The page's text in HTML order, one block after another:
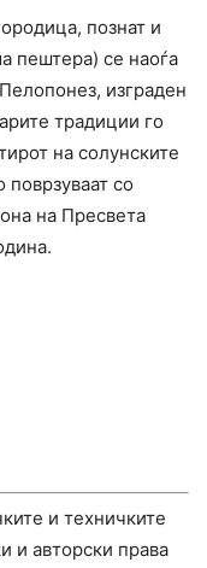
познат и
пештера) се наоѓа
изграден
традиции го
на солунските
со
на Пресвета
и техничките
и авторски права